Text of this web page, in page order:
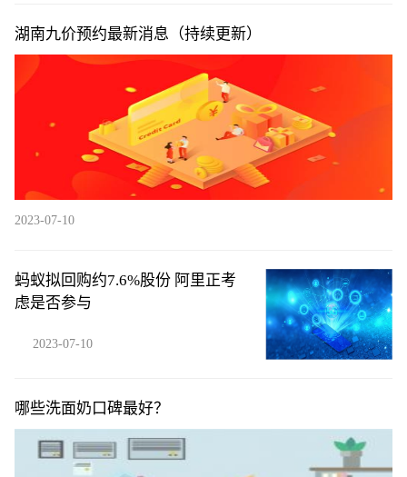
湖南九价预约最新消息（持续更新）
2023-07-10
蚂蚁拟回购约7.6%股份 阿里正考
虑是否参与
2023-07-10
哪些洗面奶口碑最好？